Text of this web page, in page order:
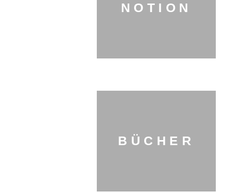
NOTION
BÜCHER